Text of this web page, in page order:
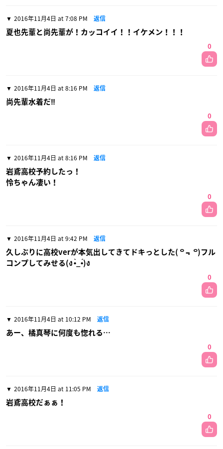
2016年11月4日 at 7:08 PM 返信
夏也先輩と尚先輩が！カッコイイ！！イケメン！！！
0
2016年11月4日 at 8:16 PM 返信
尚先輩水着だ‼︎
0
2016年11月4日 at 8:16 PM 返信
岩鳶高校予約したっ！
怜ちゃん凄い！
0
2016年11月4日 at 9:42 PM 返信
久しぶりに高校verが本気出してきてドキっとした( ꒪﹃ ꒪)フル
コンプしてみせる(ง •̀_•́)ง
0
2016年11月4日 at 10:12 PM 返信
あー、橘真琴に何度も惚れる…
0
2016年11月4日 at 11:05 PM 返信
岩鳶高校だぁぁ！
0